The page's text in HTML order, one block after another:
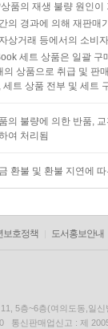
상품의 재생 불량 원인
의 경과에 의해 재판매
상거래 등에서의 소비
세트 상품은 일괄 구
의 상품으로 취급 및 판
세트 상품 전부 및 세트
의 불량에 의한 반품,
여 처리됨
환불 및 환불 지연에
보호정책 도서홍보안내
5층~6층(여의도동,일신
통신판매업신고 : 제